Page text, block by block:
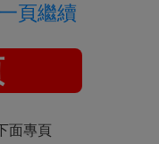
頁繼續
面專頁